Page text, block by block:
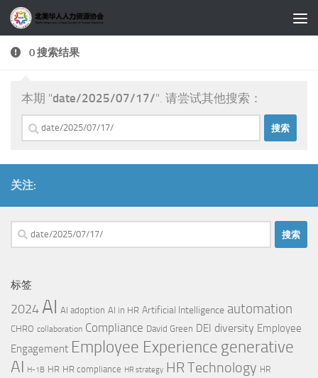
跳至内容
0 搜索结果
本期 "date/2025/07/17/". 请尝试其他搜索：
搜
索：
关注:
搜
索：
标签
2024 AI AI adoption AI in HR Artificial Intelligence automation
CHRO collaboration Compliance David Green DEI diversity Employee
Engagement Employee Experience generative
AI H-1B HR HR compliance HR strategy HR Technology HR